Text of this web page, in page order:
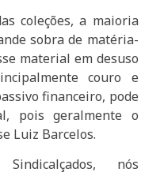
coleções, a maioria
sobra de matéria-
material em desuso
couro e
financeiro, pode
pois geralmente o
Luiz Barcelos.
nós